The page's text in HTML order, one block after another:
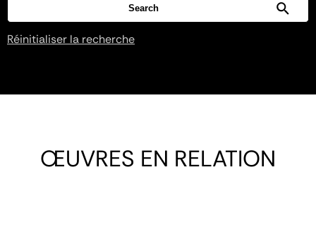
Réinitialiser la recherche
ŒUVRES EN RELATION